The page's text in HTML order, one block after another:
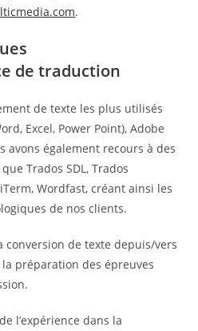
.
de traduction
de texte les plus utilisés
Excel, Power Point), Adobe
avons également recours à des
Trados SDL, Trados
Wordfast, créant ainsi les
de nos clients.
conversion de texte depuis/vers
préparation des épreuves
l’expérience dans la